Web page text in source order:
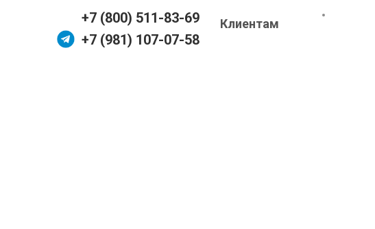
+7 (800) 511-83-69
+7 (981) 107-07-58
Клиентам